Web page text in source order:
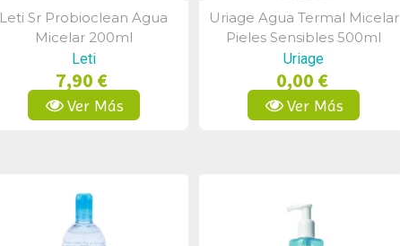
Vista Rápida
Leti Sr Probioclean Agua
Micelar 200ml
Leti
7,90 €
Ver Más
Vista Rápida
Uriage Agua Termal Micelar
Pieles Sensibles 500ml
Uriage
0,00 €
Ver Más